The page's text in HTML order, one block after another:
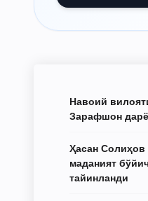
Навоий
Зарафшон
Ҳасан Солиҳов
маданият
тайинланди